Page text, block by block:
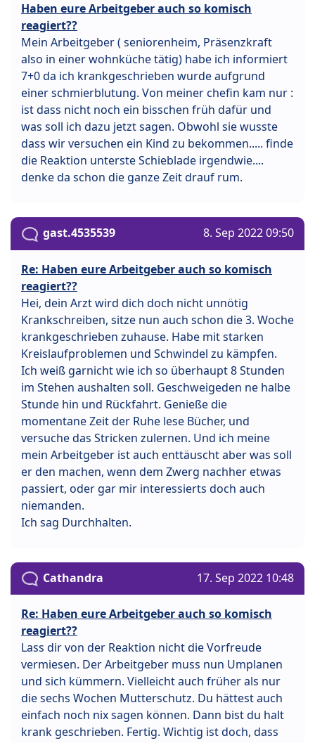
Haben eure Arbeitgeber auch so komisch
reagiert??
Mein Arbeitgeber ( seniorenheim, Präsenzkraft
also in einer wohnküche tätig) habe ich informiert
7+0 da ich krankgeschrieben wurde aufgrund
einer schmierblutung. Von meiner chefin kam nur :
ist dass nicht noch ein bisschen früh dafür und
was soll ich dazu jetzt sagen. Obwohl sie wusste
dass wir versuchen ein Kind zu bekommen..... finde
die Reaktion unterste Schieblade irgendwie....
denke da schon die ganze Zeit drauf rum.
gast.4535539 8. Sep 2022 09:50
Re: Haben eure Arbeitgeber auch so komisch
reagiert??
Hei, dein Arzt wird dich doch nicht unnötig
Krankschreiben, sitze nun auch schon die 3. Woche
krankgeschrieben zuhause. Habe mit starken
Kreislaufproblemen und Schwindel zu kämpfen.
Ich weiß garnicht wie ich so überhaupt 8 Stunden
im Stehen aushalten soll. Geschweigeden ne halbe
Stunde hin und Rückfahrt. Genieße die
momentane Zeit der Ruhe lese Bücher, und
versuche das Stricken zulernen. Und ich meine
mein Arbeitgeber ist auch enttäuscht aber was soll
er den machen, wenn dem Zwerg nachher etwas
passiert, oder gar mir interessierts doch auch
niemanden.
Ich sag Durchhalten.
Cathandra 17. Sep 2022 10:48
Re: Haben eure Arbeitgeber auch so komisch
reagiert??
Lass dir von der Reaktion nicht die Vorfreude
vermiesen. Der Arbeitgeber muss nun Umplanen
und sich kümmern. Vielleicht auch früher als nur
die sechs Wochen Mutterschutz. Du hättest auch
einfach noch nix sagen können. Dann bist du halt
krank geschrieben. Fertig. Wichtig ist doch, dass